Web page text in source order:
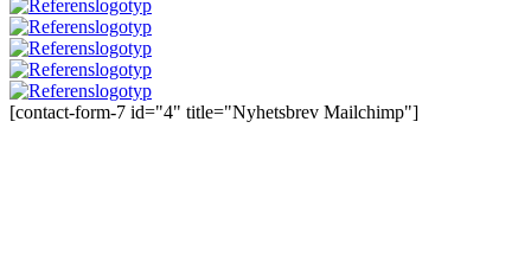
[contact-form-7 id="4" title="Nyhetsbrev Mailchimp"]